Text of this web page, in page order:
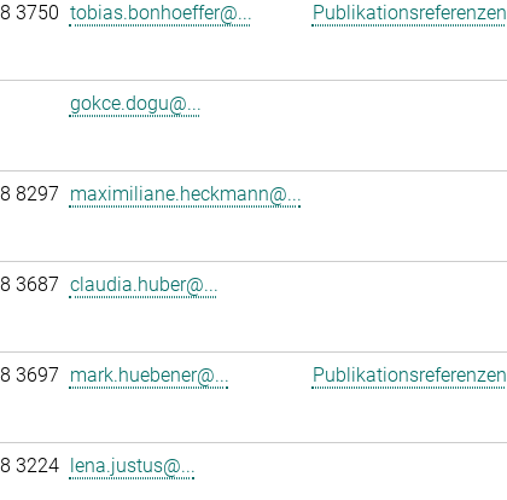
3750 tobias.bonhoeffer@... Publikationsreferenzen
gokce.dogu@...
8297 maximiliane.heckmann@...
3687 claudia.huber@...
3697 mark.huebener@... Publikationsreferenzen
3224 lena.justus@...